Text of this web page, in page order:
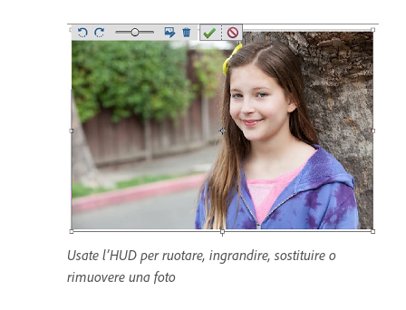
Usate l’HUD per ruotare, ingrandire, sostituire o
rimuovere una foto